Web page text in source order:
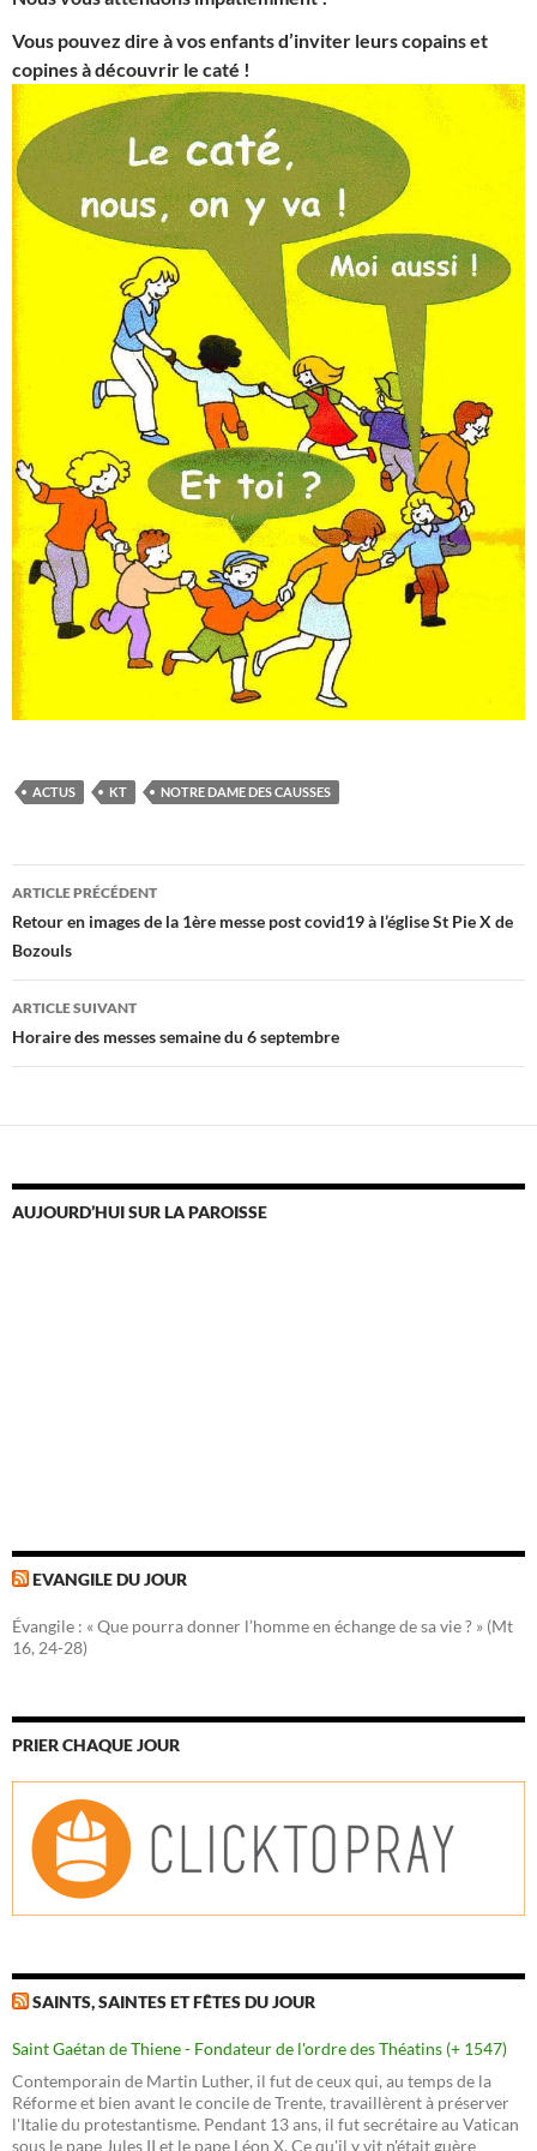
Vous pouvez dire à vos enfants d’inviter leurs copains et
copines à découvrir le caté !
ACTUS KT NOTRE DAME DES CAUSSES
Navigation
des
articles
ARTICLE PRÉCÉDENT
Retour en images de la 1ère messe post covid19 à l’église St Pie X de
Bozouls
ARTICLE SUIVANT
Horaire des messes semaine du 6 septembre
AUJOURD’HUI SUR LA PAROISSE
EVANGILE DU JOUR
Évangile : « Que pourra donner l’homme en échange de sa vie ? » (Mt
16, 24-28)
PRIER CHAQUE JOUR
SAINTS, SAINTES ET FÊTES DU JOUR
Saint Gaétan de Thiene - Fondateur de l'ordre des Théatins (+ 1547)
Contemporain de Martin Luther, il fut de ceux qui, au temps de la
Réforme et bien avant le concile de Trente, travaillèrent à préserver
l'Italie du protestantisme. Pendant 13 ans, il fut secrétaire au Vatican
sous le pape Jules II et le pape Léon X. Ce qu'il y vit n'était guère